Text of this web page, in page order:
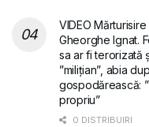
VIDEO
Gheorghe Ignat.
sa ar fi terorizată
”milițian”, abia
gospodărească:
propriu”
0 DISTRIBUIRI